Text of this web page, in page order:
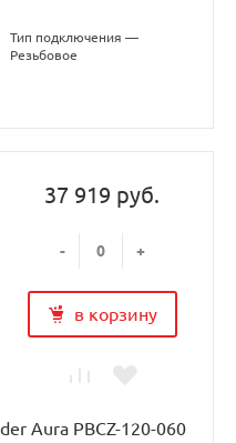
Тип подключения —
Резьбовое
37 919 руб.
- +
в корзину
Aura PBCZ-120-060